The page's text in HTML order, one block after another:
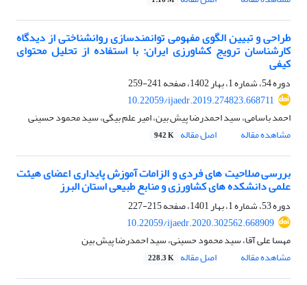
طراحی و تبیین الگوی مفهومی توانمندسازی روانشناختی از دیدگاه
کارشناسان ترویج کشاورزی ایران: با استفاده از تحلیل محتوای
کیفی
دوره 54، شماره 1، بهار 1402، صفحه
241-259
10.22059/ijaedr.2019.274823.668711
احمد باسامی، سید احمدرضا پیش بین، امیر علم بیگی، سید محمود حسینی
مشاهده مقاله
اصل مقاله 942 K
بررسی صلاحیت های فردی و الزامات آموزش پایداری اعضای هیئت
علمی دانشکده های کشاورزی و منابع طبیعی استان البرز
دوره 53، شماره 1، بهار 1401، صفحه
215-227
10.22059/ijaedr.2020.302562.668909
مهسا علی آقا، سید محمود حسینی، سید احمدرضا پیش بین
مشاهده مقاله
اصل مقاله 228.3 K